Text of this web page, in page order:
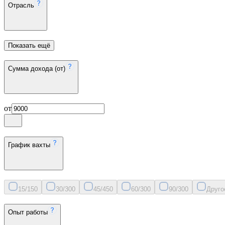
Отрасль
Показать ещё
Сумма дохода (от)
от
График вахты
15/150 30/300 45/450 60/300 90/300
Опыт работы